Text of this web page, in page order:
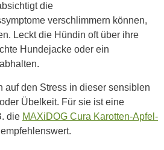
die
verschlimmern können,
Leckt die Hündin oft über ihre
Hundejacke oder ein
auf den Stress in dieser sensiblen
Übelkeit. Für sie ist eine
die MAXiDOG Cura Karotten-Apfel-